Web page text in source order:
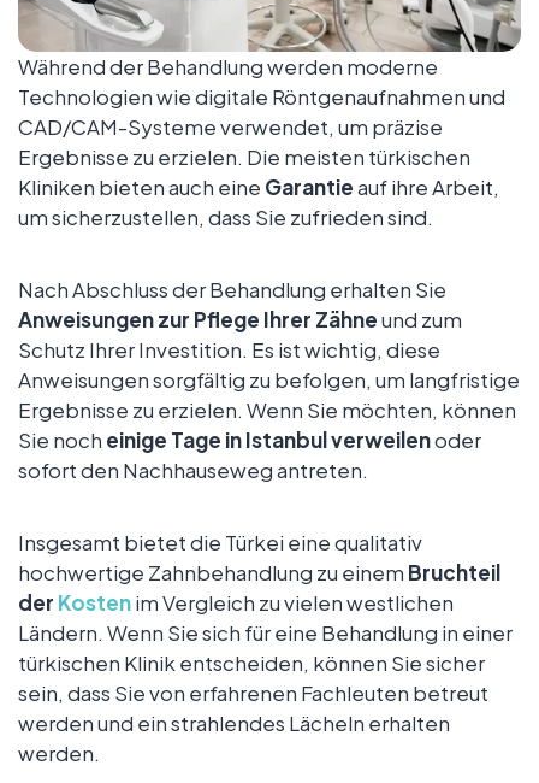
Während der Behandlung werden moderne
Technologien wie digitale Röntgenaufnahmen und
CAD/CAM-Systeme verwendet, um präzise
Ergebnisse zu erzielen. Die meisten türkischen
Kliniken bieten auch eine Garantieauf ihre Arbeit,
um sicherzustellen, dass Sie zufrieden sind.
Nach Abschluss der Behandlung erhalten Sie
Anweisungen zur Pflege Ihrer Zähneund zum
Schutz Ihrer Investition. Es ist wichtig, diese
Anweisungen sorgfältig zu befolgen, um langfristige
Ergebnisse zu erzielen. Wenn Sie möchten, können
Sie noch einige Tage in Istanbul verweilenoder
sofort den Nachhauseweg antreten.
Insgesamt bietet die Türkei eine qualitativ
hochwertige Zahnbehandlung zu einem Bruchteil
der Kostenim Vergleich zu vielen westlichen
Ländern. Wenn Sie sich für eine Behandlung in einer
türkischen Klinik entscheiden, können Sie sicher
sein, dass Sie von erfahrenen Fachleuten betreut
werden und ein strahlendes Lächeln erhalten
werden.